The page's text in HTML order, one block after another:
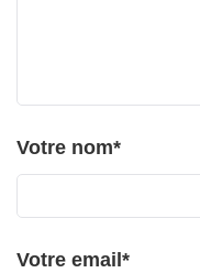
Votre nom*
Votre email *